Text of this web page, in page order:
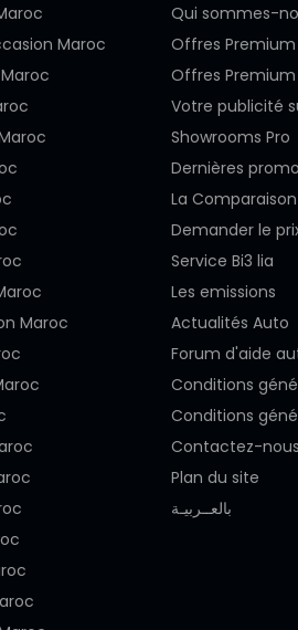
Maroc
Maroc
Qui sommes-
Offres Premium
Offres Premium
Votre publicité
Showrooms Pro
Dernières
La
Demander le
Service Bi3 lia
Les emissions
Actualités Auto
Forum d'aide
Conditions
Conditions
Contactez-nous
Plan du site
بالعــربيـة